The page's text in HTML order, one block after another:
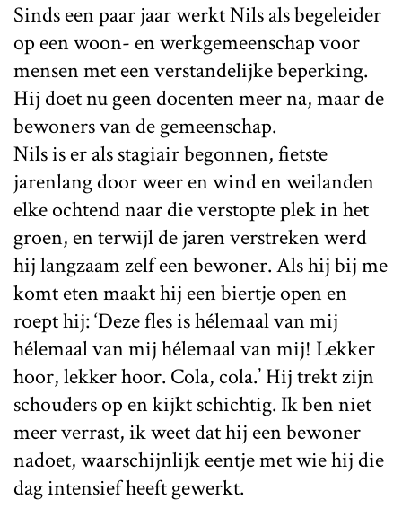
Sinds een paar jaar werkt Nils als begeleider
op een woon- en werkgemeenschap voor
mensen met een verstandelijke beperking.
Hij doet nu geen docenten meer na, maar de
bewoners van de gemeenschap.
Nils is er als stagiair begonnen, fietste
jarenlang door weer en wind en weilanden
elke ochtend naar die verstopte plek in het
groen, en terwijl de jaren verstreken werd
hij langzaam zelf een bewoner. Als hij bij me
komt eten maakt hij een biertje open en
roept hij: ‘Deze fles is hélemaal van mij
hélemaal van mij hélemaal van mij! Lekker
hoor, lekker hoor. Cola, cola.’ Hij trekt zijn
schouders op en kijkt schichtig. Ik ben niet
meer verrast, ik weet dat hij een bewoner
nadoet, waarschijnlijk eentje met wie hij die
dag intensief heeft gewerkt.